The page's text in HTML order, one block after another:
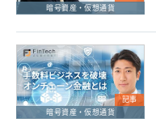
暗号資産・仮想通貨
記事
暗号資産・仮想通貨